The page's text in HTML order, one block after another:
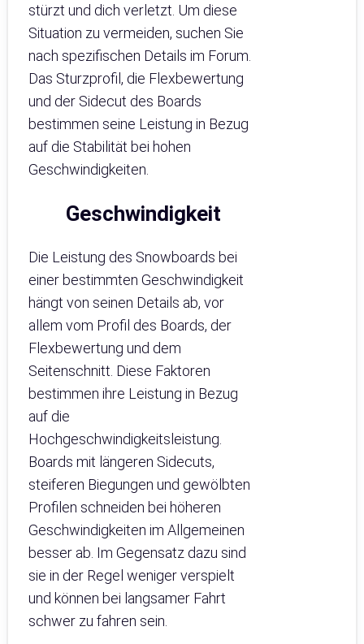
stürzt und dich verletzt. Um diese
Situation zu vermeiden, suchen Sie
nach spezifischen Details im Forum.
Das Sturzprofil, die Flexbewertung
und der Sidecut des Boards
bestimmen seine Leistung in Bezug
auf die Stabilität bei hohen
Geschwindigkeiten.
Geschwindigkeit
Die Leistung des Snowboards bei
einer bestimmten Geschwindigkeit
hängt von seinen Details ab, vor
allem vom Profil des Boards, der
Flexbewertung und dem
Seitenschnitt. Diese Faktoren
bestimmen ihre Leistung in Bezug
auf die
Hochgeschwindigkeitsleistung.
Boards mit längeren Sidecuts,
steiferen Biegungen und gewölbten
Profilen schneiden bei höheren
Geschwindigkeiten im Allgemeinen
besser ab. Im Gegensatz dazu sind
sie in der Regel weniger verspielt
und können bei langsamer Fahrt
schwer zu fahren sein.